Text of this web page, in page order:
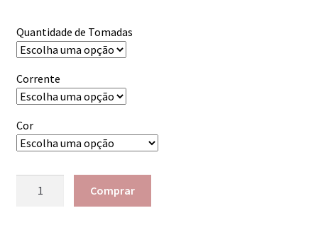
Quantidade de Tomadas
Corrente
Cor
Comprar